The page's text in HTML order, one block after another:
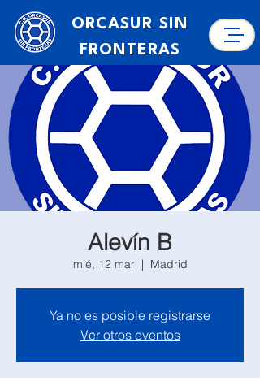
ORCASUR SIN
FRONTERAS
Alevín B
mié, 12 mar
  |
Madrid
Ya no es posible registrarse
Ver otros eventos